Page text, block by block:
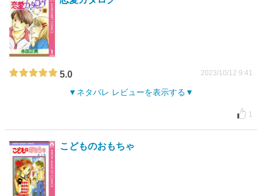
5.0 2023/10/12 9:41
ネタバレ レビューを表示する
1
こどものおもちゃ